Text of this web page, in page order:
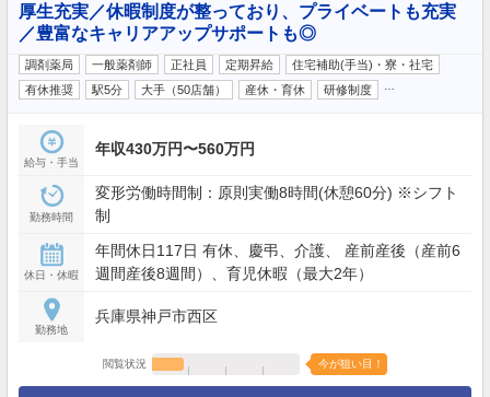
厚生充実／休暇制度が整っており、プライベートも充実
／豊富なキャリアアップサポートも◎
調剤薬局 一般薬剤師 正社員 定期昇給
住宅補助(手当)・寮・社宅
有休推奨
駅5分 大手（50店舗） 産休・育休 研修制度
給与・手当
年収430万円〜560万円
勤務時間
変形労働時間制：原則実働8時間(休憩60分) ※シフト
制
休日・休暇
年間休日117日 有休、慶弔、介護、 産前産後（産前6
週間産後8週間）、育児休暇（最大2年）
勤務地
兵庫県神戸市西区
閲覧状況 今が狙い目！